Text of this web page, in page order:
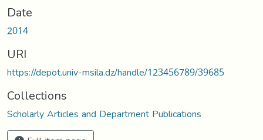
Date
2014
URI
https://depot.univ-msila.dz/handle/123456789/39685
Collections
Scholarly Articles and Department Publications